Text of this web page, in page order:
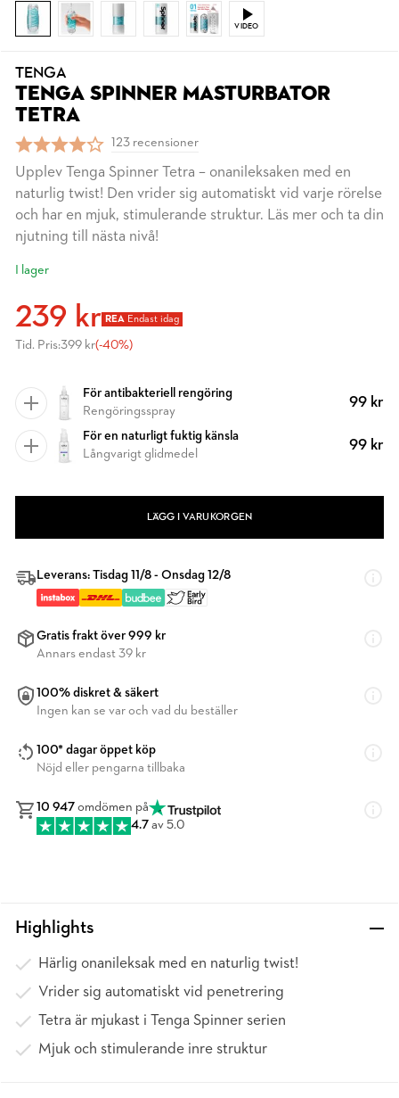
VIDEO
TENGA
TENGA SPINNER MASTURBATOR
TETRA
123 recensioner
Upplev Tenga Spinner Tetra – onanileksaken med en
naturlig twist! Den vrider sig automatiskt vid varje rörelse
och har en mjuk, stimulerande struktur. Läs mer och ta din
njutning till nästa nivå!
I lager
239 kr REA Endast idag
Tid. Pris:399 kr(-40%)
För antibakteriell rengöring
Rengöringsspray
99 kr
För en naturligt fuktig känsla
Långvarigt glidmedel
99 kr
LÄGG I VARUKORGEN
Leverans: Tisdag 11/8 - Onsdag 12/8
Gratis frakt över 999 kr
Annars endast 39 kr
100% diskret & säkert
Ingen kan se var och vad du beställer
100* dagar öppet köp
Nöjd eller pengarna tillbaka
10 947 omdömen på
4.7 av 5.0
Highlights
Härlig onanileksak med en naturlig twist!
Vrider sig automatiskt vid penetrering
Tetra är mjukast i Tenga Spinner serien
Mjuk och stimulerande inre struktur